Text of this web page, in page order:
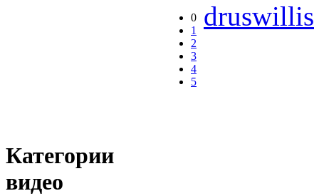
Категории
видео
0
1
2
3
4
5
druswillis